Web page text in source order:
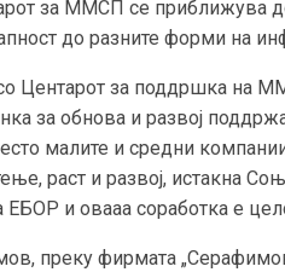
за ММСП се приближува
до разните форми на
Центарот за поддршка на
за обнова и развој
малите и средни
раст и развој, истакна
ЕБОР и овааа соработка е
преку фирмата